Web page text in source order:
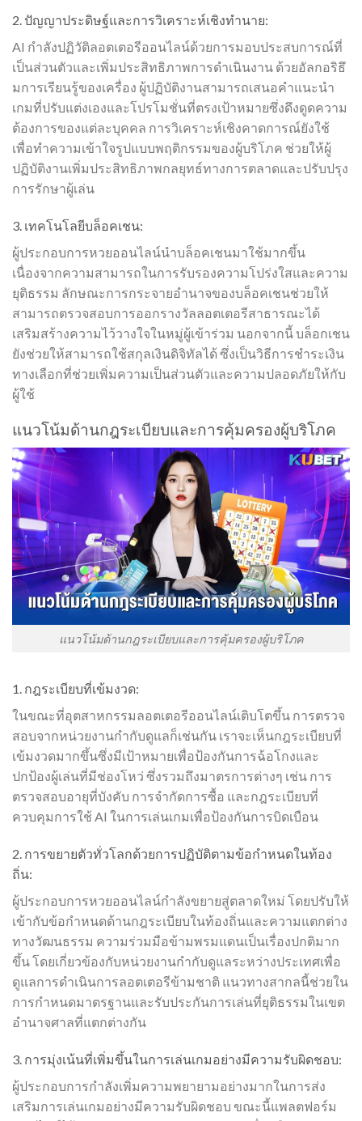
2. ปัญญาประดิษฐ์และการวิเคราะห์เชิงทำนาย:
AI กำลังปฏิวัติลอตเตอรีออนไลน์ด้วยการมอบประสบการณ์ที่
เป็นส่วนตัวและเพิ่มประสิทธิภาพการดำเนินงาน ด้วยอัลกอริธึ
มการเรียนรู้ของเครื่อง ผู้ปฏิบัติงานสามารถเสนอคำแนะนำ
เกมที่ปรับแต่งเองและโปรโมชั่นที่ตรงเป้าหมายซึ่งดึงดูดความ
ต้องการของแต่ละบุคคล การวิเคราะห์เชิงคาดการณ์ยังใช้
เพื่อทำความเข้าใจรูปแบบพฤติกรรมของผู้บริโภค ช่วยให้ผู้
ปฏิบัติงานเพิ่มประสิทธิภาพกลยุทธ์ทางการตลาดและปรับปรุง
การรักษาผู้เล่น
3. เทคโนโลยีบล็อคเชน:
ผู้ประกอบการหวยออนไลน์นำบล็อคเชนมาใช้มากขึ้น
เนื่องจากความสามารถในการรับรองความโปร่งใสและความ
ยุติธรรม ลักษณะการกระจายอำนาจของบล็อคเชนช่วยให้
สามารถตรวจสอบการออกรางวัลลอตเตอรีสาธารณะได้
เสริมสร้างความไว้วางใจในหมู่ผู้เข้าร่วม นอกจากนี้ บล็อกเชน
ยังช่วยให้สามารถใช้สกุลเงินดิจิทัลได้ ซึ่งเป็นวิธีการชำระเงิน
ทางเลือกที่ช่วยเพิ่มความเป็นส่วนตัวและความปลอดภัยให้กับ
ผู้ใช้
แนวโน้มด้านกฎระเบียบและการคุ้มครองผู้บริโภค
แนวโน้มด้านกฎระเบียบและการคุ้มครองผู้บริโภค
1. กฎระเบียบที่เข้มงวด:
ในขณะที่อุตสาหกรรมลอตเตอรีออนไลน์เติบโตขึ้น การตรวจ
สอบจากหน่วยงานกำกับดูแลก็เช่นกัน เราจะเห็นกฎระเบียบที่
เข้มงวดมากขึ้นซึ่งมีเป้าหมายเพื่อป้องกันการฉ้อโกงและ
ปกป้องผู้เล่นที่มีช่องโหว่ ซึ่งรวมถึงมาตรการต่างๆ เช่น การ
ตรวจสอบอายุที่บังคับ การจำกัดการซื้อ และกฎระเบียบที่
ควบคุมการใช้ AI ในการเล่นเกมเพื่อป้องกันการบิดเบือน
2. การขยายตัวทั่วโลกด้วยการปฏิบัติตามข้อกำหนดในท้อง
ถิ่น:
ผู้ประกอบการหวยออนไลน์กำลังขยายสู่ตลาดใหม่ โดยปรับให้
เข้ากับข้อกำหนดด้านกฎระเบียบในท้องถิ่นและความแตกต่าง
ทางวัฒนธรรม ความร่วมมือข้ามพรมแดนเป็นเรื่องปกติมาก
ขึ้น โดยเกี่ยวข้องกับหน่วยงานกำกับดูแลระหว่างประเทศเพื่อ
ดูแลการดำเนินการลอตเตอรีข้ามชาติ แนวทางสากลนี้ช่วยใน
การกำหนดมาตรฐานและรับประกันการเล่นที่ยุติธรรมในเขต
อำนาจศาลที่แตกต่างกัน
3. การมุ่งเน้นที่เพิ่มขึ้นในการเล่นเกมอย่างมีความรับผิดชอบ:
ผู้ประกอบการกำลังเพิ่มความพยายามอย่างมากในการส่ง
เสริมการเล่นเกมอย่างมีความรับผิดชอบ ขณะนี้แพลตฟอร์ม